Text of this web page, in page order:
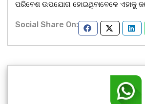
ପରିବେଶ ଉପଯୋଗ ହୋଇଥିବାବେଳେ ଏହାକୁ
Social Share On: